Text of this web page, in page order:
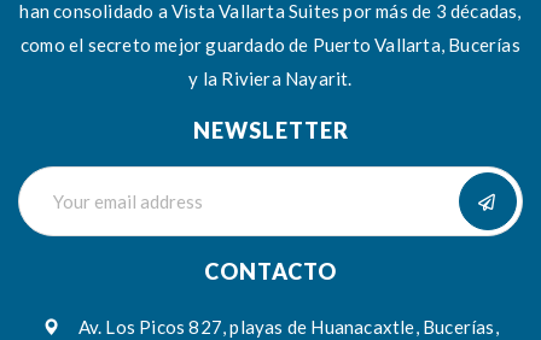
han consolidado a Vista Vallarta Suites por más de 3 décadas,
como el secreto mejor guardado de Puerto Vallarta, Bucerías
y la Riviera Nayarit.
NEWSLETTER
CONTACTO
Av. Los Picos 827, playas de Huanacaxtle, Bucerías,